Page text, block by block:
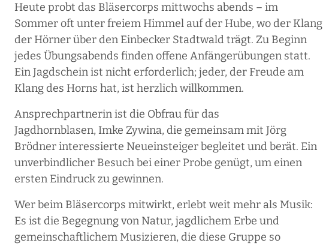
Heute probt das Bläsercorps mittwochs abends – im
Sommer oft unter freiem Himmel auf der Hube, wo der Klang
der Hörner über den Einbecker Stadtwald trägt. Zu Beginn
jedes Übungsabends finden offene Anfängerübungen statt.
Ein Jagdschein ist nicht erforderlich; jeder, der Freude am
Klang des Horns hat, ist herzlich willkommen.
Ansprechpartnerin ist die Obfrau für das
Jagdhornblasen, Imke Zywina, die gemeinsam mit Jörg
Brödner interessierte Neueinsteiger begleitet und berät. Ein
unverbindlicher Besuch bei einer Probe genügt, um einen
ersten Eindruck zu gewinnen.
Wer beim Bläsercorps mitwirkt, erlebt weit mehr als Musik:
Es ist die Begegnung von Natur, jagdlichem Erbe und
gemeinschaftlichem Musizieren, die diese Gruppe so